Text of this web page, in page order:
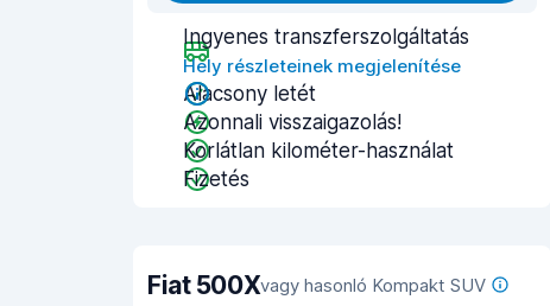
Ingyenes transzferszolgáltatás
Hely részleteinek megjelenítése
Alacsony letét
Azonnali visszaigazolás!
Korlátlan kilométer-használat
Fizetés
Fiat 500Xvagy hasonló Kompakt SUV